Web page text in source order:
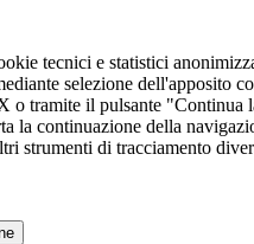
tecnici e statistici
selezione dell'apposito
o tramite il pulsante "Continua
la continuazione della
strumenti di tracciamento